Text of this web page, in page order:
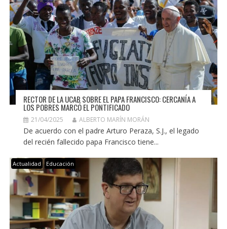
RECTOR DE LA UCAB SOBRE EL PAPA FRANCISCO: CERCANÍA A
LOS POBRES MARCÓ EL PONTIFICADO
21/04/2025 ALBERTO MARÍN MORÁN
De acuerdo con el padre Arturo Peraza, S.J., el legado
del recién fallecido papa Francisco tiene...
Actualidad Educación